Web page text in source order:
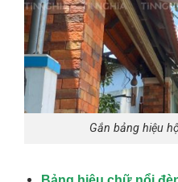
Gắn bảng hiệu